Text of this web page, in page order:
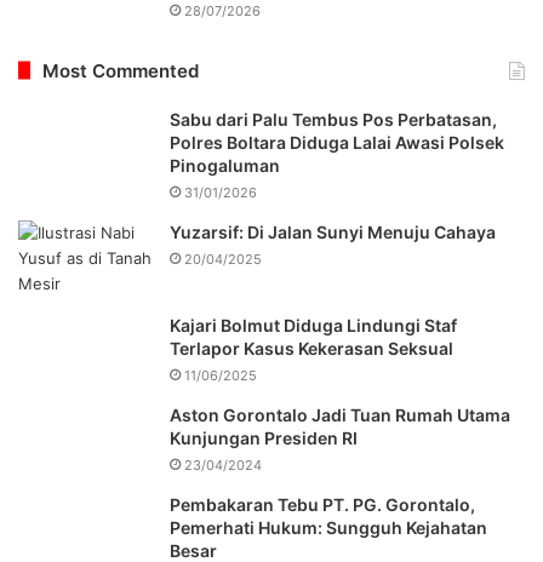
28/07/2026
Most Commented
Sabu dari Palu Tembus Pos Perbatasan,
Polres Boltara Diduga Lalai Awasi Polsek
Pinogaluman
31/01/2026
Yuzarsif: Di Jalan Sunyi Menuju Cahaya
20/04/2025
Kajari Bolmut Diduga Lindungi Staf
Terlapor Kasus Kekerasan Seksual
11/06/2025
Aston Gorontalo Jadi Tuan Rumah Utama
Kunjungan Presiden RI
23/04/2024
Pembakaran Tebu PT. PG. Gorontalo,
Pemerhati Hukum: Sungguh Kejahatan
Besar